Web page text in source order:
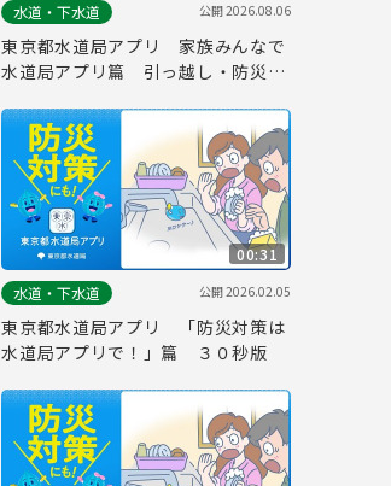
水道・下水道
公開2026.08.06
東京都水道局アプリ 家族みんなで
水道局アプリ篇 引っ越し・防災
00:31
水道・下水道
公開2026.02.05
東京都水道局アプリ 「防災対策は
水道局アプリで！」篇 ３０秒版